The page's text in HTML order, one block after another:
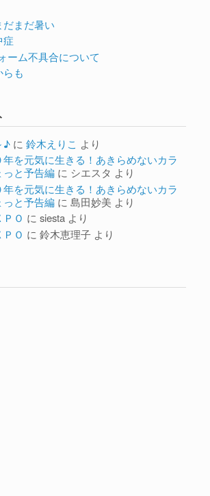
まだ暑い
症
ーム不具合について
も
♪に 鈴木えりこ より
年を元気に生きる！あきらめないカラ
っと予告編に シエスタ より
年を元気に生きる！あきらめないカラ
っと予告編に 島田妙美 より
Ｏ に siestaより
Ｏ に 鈴木恵理子より